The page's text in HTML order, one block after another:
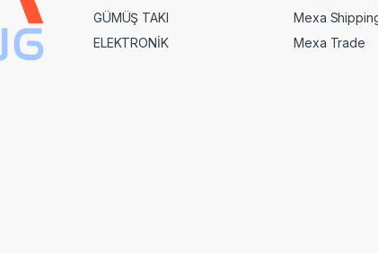
GÜMÜŞ TAKI
ELEKTRONİK
Mexa
Mexa Trade